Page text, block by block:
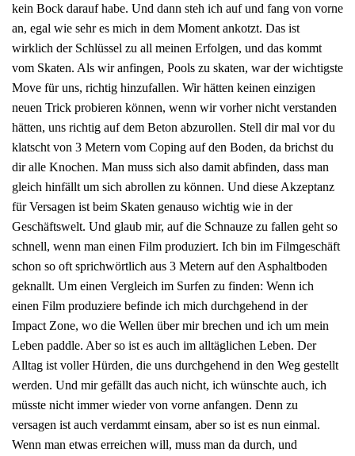
kein Bock darauf habe. Und dann steh ich auf und fang von vorne
an, egal wie sehr es mich in dem Moment ankotzt. Das ist
wirklich der Schlüssel zu all meinen Erfolgen, und das kommt
vom Skaten. Als wir anfingen, Pools zu skaten, war der wichtigste
Move für uns, richtig hinzufallen. Wir hätten keinen einzigen
neuen Trick probieren können, wenn wir vorher nicht verstanden
hätten, uns richtig auf dem Beton abzurollen. Stell dir mal vor du
klatscht von 3 Metern vom Coping auf den Boden, da brichst du
dir alle Knochen. Man muss sich also damit abfinden, dass man
gleich hinfällt um sich abrollen zu können. Und diese Akzeptanz
für Versagen ist beim Skaten genauso wichtig wie in der
Geschäftswelt. Und glaub mir, auf die Schnauze zu fallen geht so
schnell, wenn man einen Film produziert. Ich bin im Filmgeschäft
schon so oft sprichwörtlich aus 3 Metern auf den Asphaltboden
geknallt. Um einen Vergleich im Surfen zu finden: Wenn ich
einen Film produziere befinde ich mich durchgehend in der
Impact Zone, wo die Wellen über mir brechen und ich um mein
Leben paddle. Aber so ist es auch im alltäglichen Leben. Der
Alltag ist voller Hürden, die uns durchgehend in den Weg gestellt
werden. Und mir gefällt das auch nicht, ich wünschte auch, ich
müsste nicht immer wieder von vorne anfangen. Denn zu
versagen ist auch verdammt einsam, aber so ist es nun einmal.
Wenn man etwas erreichen will, muss man da durch, und